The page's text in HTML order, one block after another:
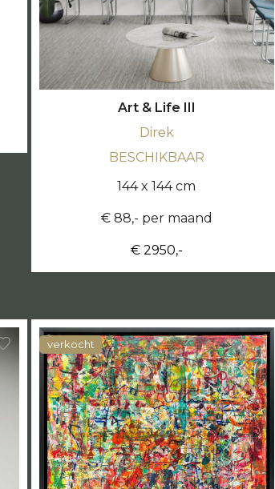
Art & Life III
Direk
BESCHIKBAAR
144 x 144 cm
€ 88,- per maand
€ 2950,-
verkocht